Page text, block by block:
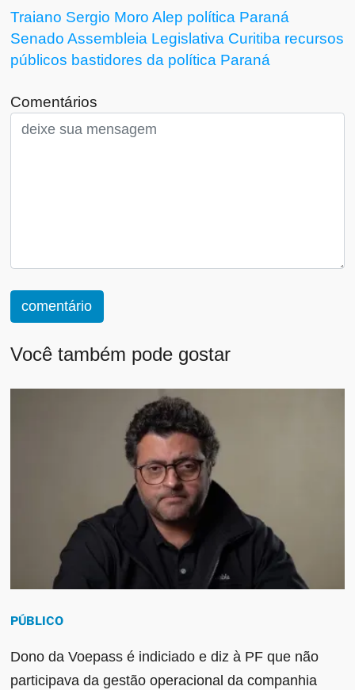
Traiano Sergio Moro Alep política Paraná
Senado Assembleia Legislativa Curitiba recursos
públicos bastidores da política Paraná
Comentários
comentário
Você também pode gostar
PÚBLICO
Dono da Voepass é indiciado e diz à PF que não
participava da gestão operacional da companhia